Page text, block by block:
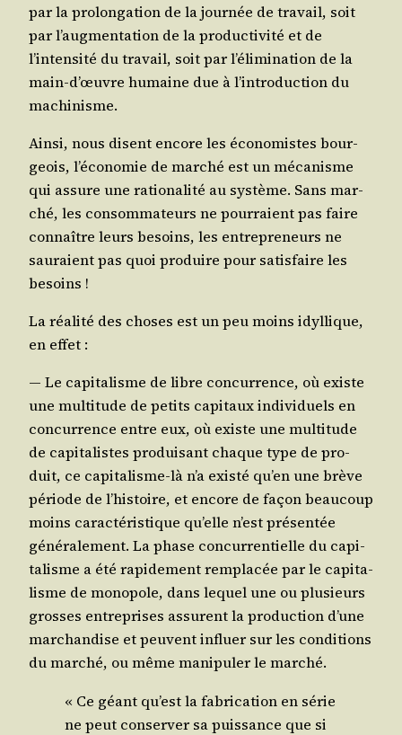
par la pro­lon­ga­tion de la jour­née de tra­vail, soit
par l’augmentation de la pro­duc­ti­vi­té et de
l’intensité du tra­vail, soit par l’élimination de la
main‑d’œuvre humaine due à l’introduction du
machinisme.
Ain­si, nous disent encore les éco­no­mistes bour­
geois, l’économie de mar­ché est un méca­nisme
qui assure une ratio­na­li­té au sys­tème. Sans mar­
ché, les consom­ma­teurs ne pour­raient pas faire
connaître leurs besoins, les entre­pre­neurs ne
sau­raient pas quoi pro­duire pour satis­faire les
besoins !
La réa­li­té des choses est un peu moins idyl­lique,
en effet :
— Le capi­ta­lisme de libre concur­rence, où existe
une mul­ti­tude de petits capi­taux indi­vi­duels en
concur­rence entre eux, où existe une mul­ti­tude
de capi­ta­listes pro­dui­sant chaque type de pro­
duit, ce capi­ta­lisme-là n’a exis­té qu’en une brève
période de l’histoire, et encore de façon beau­coup
moins carac­té­ris­tique qu’elle n’est pré­sen­tée
géné­ra­le­ment. La phase concur­ren­tielle du capi­
ta­lisme a été rapi­de­ment rem­pla­cée par le capi­ta­
lisme de mono­pole, dans lequel une ou plu­sieurs
grosses entre­prises assurent la pro­duc­tion d’une
mar­chan­dise et peuvent influer sur les condi­tions
du mar­ché, ou même mani­pu­ler le marché.
« Ce géant qu’est la fabri­ca­tion en série
ne peut conser­ver sa puis­sance que si